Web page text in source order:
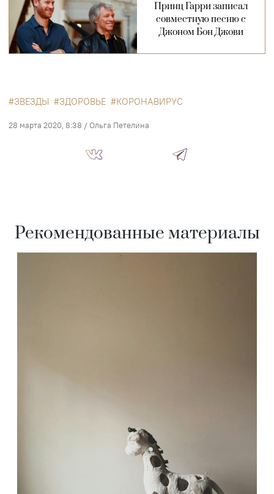
Принц Гарри записал
совместную песню с
Джоном Бон Джови
ЗВЕЗДЫ ЗДОРОВЬЕ КОРОНАВИРУС
28 марта 2020, 8:38 / Ольга Петелина
Рекомендованные материалы